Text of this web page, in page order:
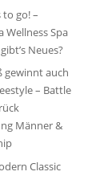
to go! –
Wellness Spa
Neues?
gewinnt auch
– Battle
Männer &
Classic